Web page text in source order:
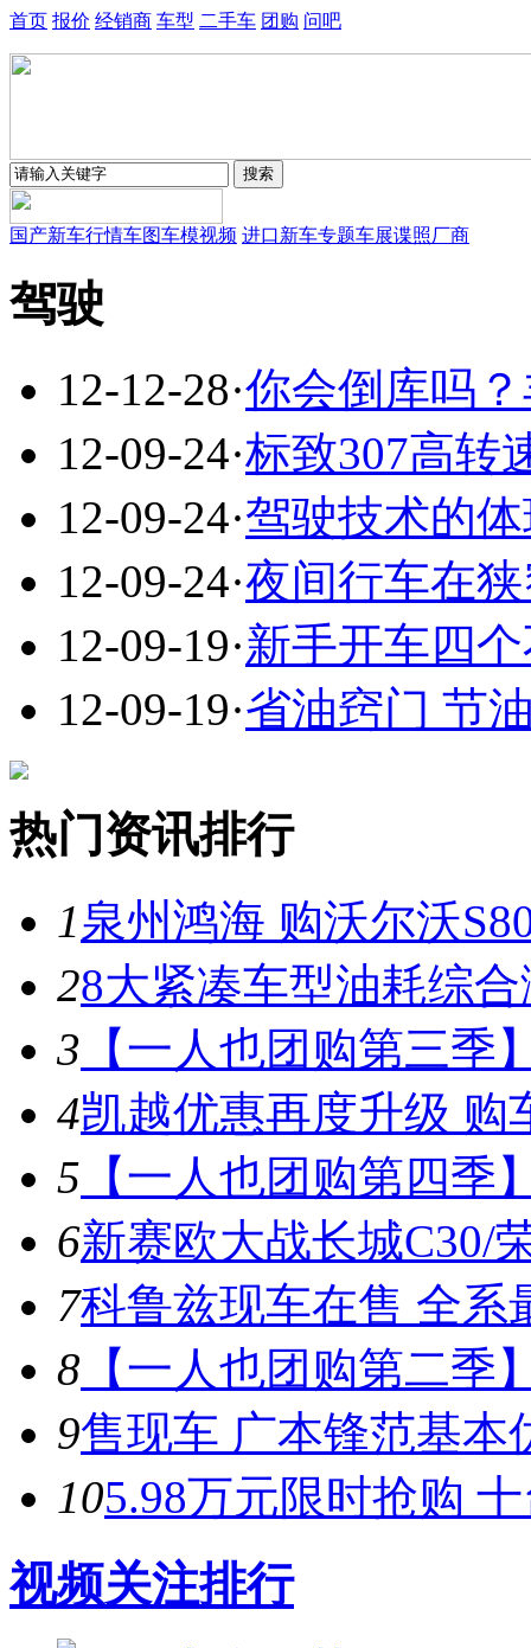
首页 报价 经销商 车型 二手车 团购 问吧
国产新车行情车图车模视频 进口新车专题车展谍照厂商
驾驶
12-12-28·你会倒库吗
12-09-24·标致307高转
12-09-24·驾驶技术的
12-09-24·夜间行车在
12-09-19·新手开车四
12-09-19·省油窍门 节
热门资讯排行
1泉州鸿海 购沃尔沃
28大紧凑车型油耗综
3 【一人也团购第三季
4凯越优惠再度升级 购
5 【一人也团购第四季
6新赛欧大战长城C30/
7科鲁兹现车在售 全系
8 【一人也团购第二季
9售现车 广本锋范基本
105.98万元限时抢购
视频关注排行